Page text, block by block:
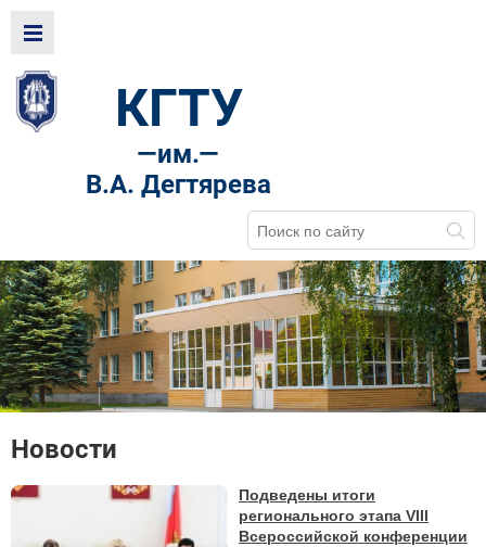
КГТУ
—им.—
В.А. Дегтярева
Новости
Подведены итоги
регионального этапа VIII
Всероссийской конференции